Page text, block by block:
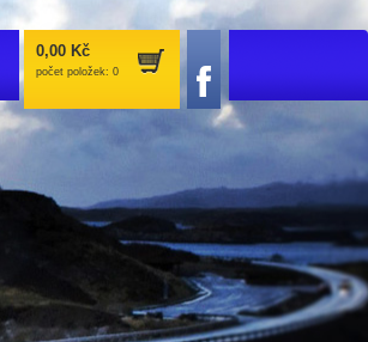
0,00 Kč
počet položek: 0